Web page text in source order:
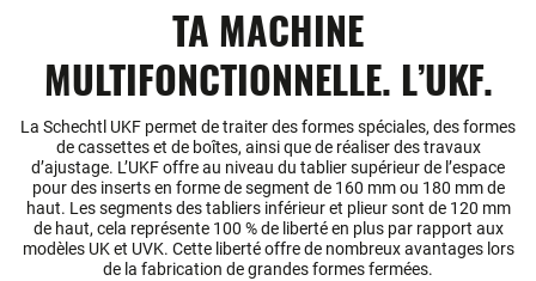
TA MACHINE
MULTIFONCTIONNELLE. L’UKF.
La Schechtl UKF permet de traiter des formes spéciales, des formes
de cassettes et de boîtes, ainsi que de réaliser des travaux
d’ajustage. L’UKF offre au niveau du tablier supérieur de l’espace
pour des inserts en forme de segment de 160 mm ou 180 mm de
haut. Les segments des tabliers inférieur et plieur sont de 120 mm
de haut, cela représente 100 % de liberté en plus par rapport aux
modèles UK et UVK. Cette liberté offre de nombreux avantages lors
de la fabrication de grandes formes fermées.